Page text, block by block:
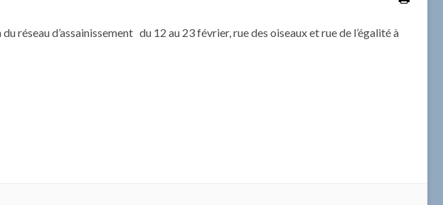
d’assainissement du 12 au 23 février, rue des oiseaux et rue de l’égalité à